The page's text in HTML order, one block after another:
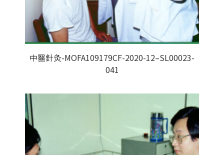
中醫針灸-MOFA109179CF-2020-12–SL00023-
041